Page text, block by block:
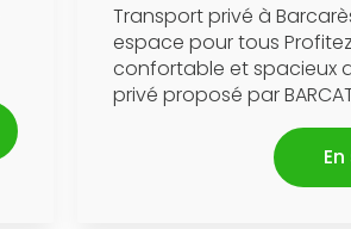
Transport privé à
espace pour tous
confortable et spacieux
privé proposé par